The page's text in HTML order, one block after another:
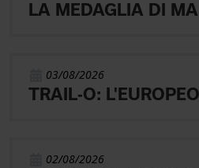
03/08/2026
02/08/2026